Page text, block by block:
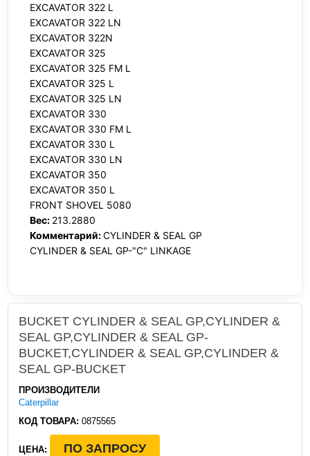
EXCAVATOR 322 L
EXCAVATOR 322 LN
EXCAVATOR 322N
EXCAVATOR 325
EXCAVATOR 325 FM L
EXCAVATOR 325 L
EXCAVATOR 325 LN
EXCAVATOR 330
EXCAVATOR 330 FM L
EXCAVATOR 330 L
EXCAVATOR 330 LN
EXCAVATOR 350
EXCAVATOR 350 L
FRONT SHOVEL 5080
Вес: 213.2880
Комментарий:CYLINDER & SEAL GP
CYLINDER & SEAL GP-"C" LINKAGE
BUCKET CYLINDER & SEAL GP,CYLINDER &
SEAL GP,CYLINDER & SEAL GP-
BUCKET,CYLINDER & SEAL GP,CYLINDER &
SEAL GP-BUCKET
ПРОИЗВОДИТЕЛИ
Caterpillar
КОД ТОВАРА: 0875565
ЦЕНА: ПО ЗАПРОСУ